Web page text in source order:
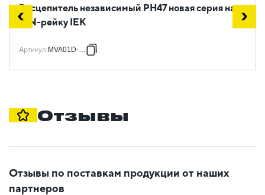
Расцепитель независимый РН47 новая серия на
DIN-рейку IEK
Артикул:MVA01D-RN
Отзывы
Отзывы по поставкам продукции от наших
партнеров